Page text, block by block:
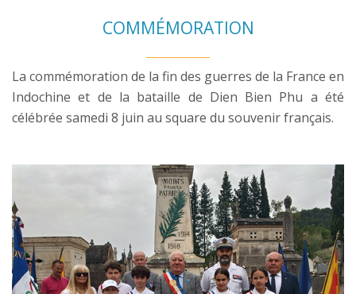
COMMÉMORATION
La commémoration de la fin des guerres de la France en
Indochine et de la bataille de Dien Bien Phu a été
célébrée samedi 8 juin au square du souvenir français.